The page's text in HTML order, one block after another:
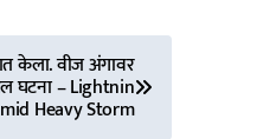
केला. वीज अंगावर
घटना – Lightnin
Heavy Storm